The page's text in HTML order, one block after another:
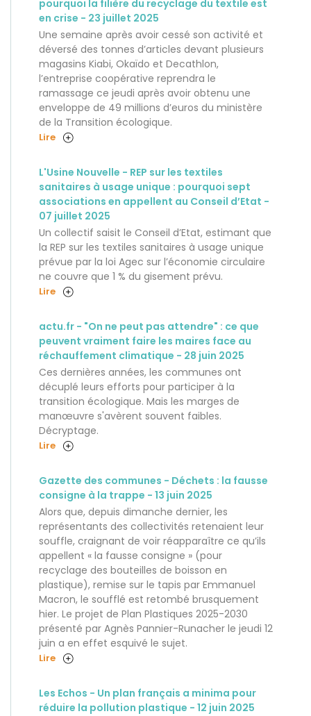
pourquoi la filière du recyclage du textile est
en crise - 23 juillet 2025
Une semaine après avoir cessé son activité et
déversé des tonnes d’articles devant plusieurs
magasins Kiabi, Okaïdo et Decathlon,
l’entreprise coopérative reprendra le
ramassage ce jeudi après avoir obtenu une
enveloppe de 49 millions d’euros du ministère
de la Transition écologique.
Lire
L'Usine Nouvelle - REP sur les textiles
sanitaires à usage unique : pourquoi sept
associations en appellent au Conseil d’Etat -
07 juillet 2025
Un collectif saisit le Conseil d’Etat, estimant que
la REP sur les textiles sanitaires à usage unique
prévue par la loi Agec sur l’économie circulaire
ne couvre que 1 % du gisement prévu.
Lire
actu.fr - "On ne peut pas attendre" : ce que
peuvent vraiment faire les maires face au
réchauffement climatique - 28 juin 2025
Ces dernières années, les communes ont
décuplé leurs efforts pour participer à la
transition écologique. Mais les marges de
manœuvre s'avèrent souvent faibles.
Décryptage.
Lire
Gazette des communes - Déchets : la fausse
consigne à la trappe - 13 juin 2025
Alors que, depuis dimanche dernier, les
représentants des collectivités retenaient leur
souffle, craignant de voir réapparaître ce qu’ils
appellent « la fausse consigne » (pour
recyclage des bouteilles de boisson en
plastique), remise sur le tapis par Emmanuel
Macron, le soufflé est retombé brusquement
hier. Le projet de Plan Plastiques 2025-2030
présenté par Agnès Pannier-Runacher le jeudi 12
juin a en effet esquivé le sujet.
Lire
Les Echos - Un plan français a minima pour
réduire la pollution plastique - 12 juin 2025